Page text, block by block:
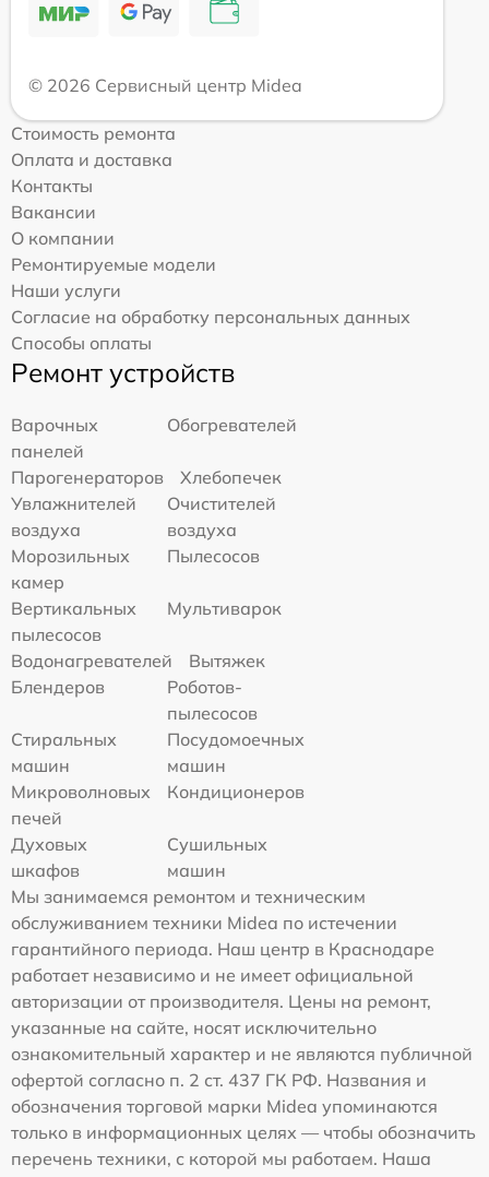
© 2026 Сервисный центр Midea
Стоимость ремонта
Оплата и доставка
Контакты
Вакансии
О компании
Ремонтируемые модели
Наши услуги
Согласие на обработку персональных данных
Способы оплаты
Ремонт устройств
Варочных
панелей
Обогревателей
Парогенераторов
Хлебопечек
Увлажнителей
воздуха
Очистителей
воздуха
Морозильных
камер
Пылесосов
Вертикальных
пылесосов
Мультиварок
Водонагревателей
Вытяжек
Блендеров
Роботов-
пылесосов
Стиральных
машин
Посудомоечных
машин
Микроволновых
печей
Кондиционеров
Духовых
шкафов
Сушильных
машин
Мы занимаемся ремонтом и техническим
обслуживанием техники Midea по истечении
гарантийного периода. Наш центр в Краснодаре
работает независимо и не имеет официальной
авторизации от производителя. Цены на ремонт,
указанные на сайте, носят исключительно
ознакомительный характер и не являются публичной
офертой согласно п. 2 ст. 437 ГК РФ. Названия и
обозначения торговой марки Midea упоминаются
только в информационных целях — чтобы обозначить
перечень техники, с которой мы работаем. Наша